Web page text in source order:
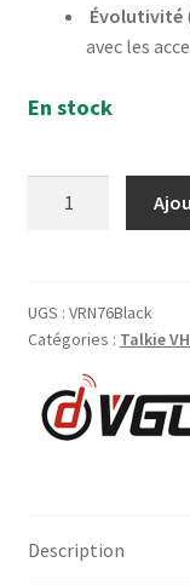
Évolutivité
avec les
En stock
N76
Talkie-
VHF-
UHF
UGS : VRN76Black
Catégories : Talkie
Description